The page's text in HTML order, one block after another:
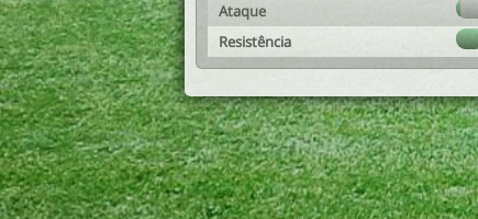
Ataque
Resistência